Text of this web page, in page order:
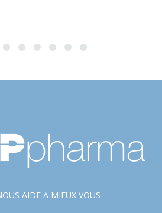
AIDE A MIEUX VOUS